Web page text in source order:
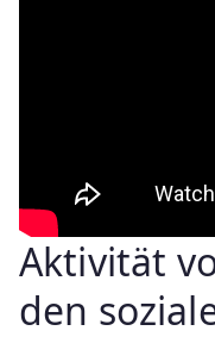
Aktivität
den